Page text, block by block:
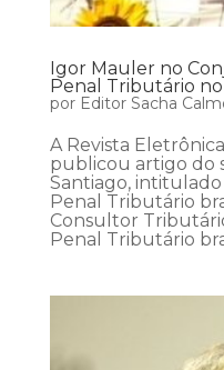
Igor Mauler no
Penal Tributário no
por Editor Sacha
A Revista
publicou artigo do
Santiago, intitulado
Penal Tributário
Consultor
Penal Tributário